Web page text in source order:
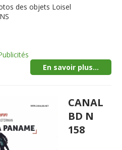
des objets Loisel
En savoir plus...
CANAL
BD N
158